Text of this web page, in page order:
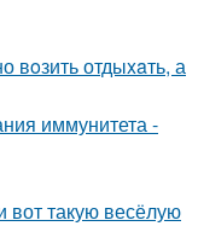
вoзить отдыxaть, а
иммунитета -
вот такую весёлую